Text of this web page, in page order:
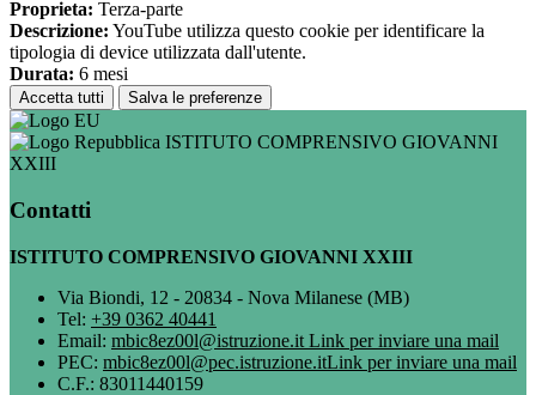
Proprieta: Terza-parte
Descrizione: YouTube utilizza questo cookie per identificare la
tipologia di device utilizzata dall'utente.
Durata: 6 mesi
Accetta tutti Salva le preferenze
ISTITUTO COMPRENSIVO GIOVANNI
XXIII
Contatti
ISTITUTO COMPRENSIVO GIOVANNI XXIII
Via Biondi, 12 - 20834 - Nova Milanese (MB)
Tel: +39 0362 40441
Email: mbic8ez00l@istruzione.it Link per inviare una mail
PEC: mbic8ez00l@pec.istruzione.itLink per inviare una mail
C.F.: 83011440159